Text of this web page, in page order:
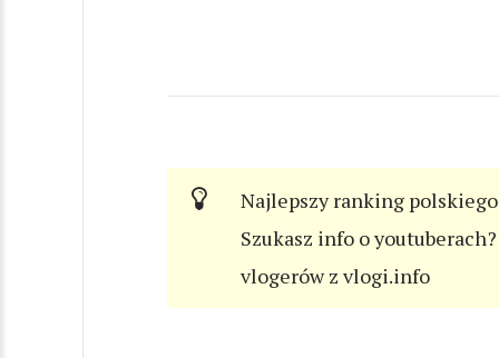
Najlepszy ranking
Szukasz info o
vlogerów z vlogi.info